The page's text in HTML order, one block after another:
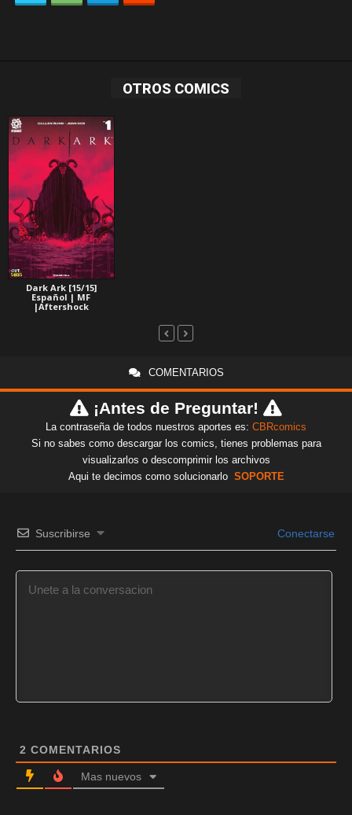
OTROS COMICS
Dark Ark [15/15]
Español | MF
|Aftershock
COMENTARIOS
¡Antes de Preguntar!
La contraseña de todos nuestros aportes es: CBRcomics
Si no sabes como descargar los comics, tienes problemas para
visualizarlos o descomprimir los archivos
Aqui te decimos como solucionarlo SOPORTE
Suscribirse Conectarse
2 COMENTARIOS
Mas nuevos